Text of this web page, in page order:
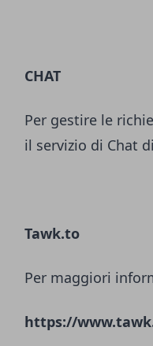
CHAT
Per gestire le
il servizio di Chat
Tawk.to
Per maggiori
https://